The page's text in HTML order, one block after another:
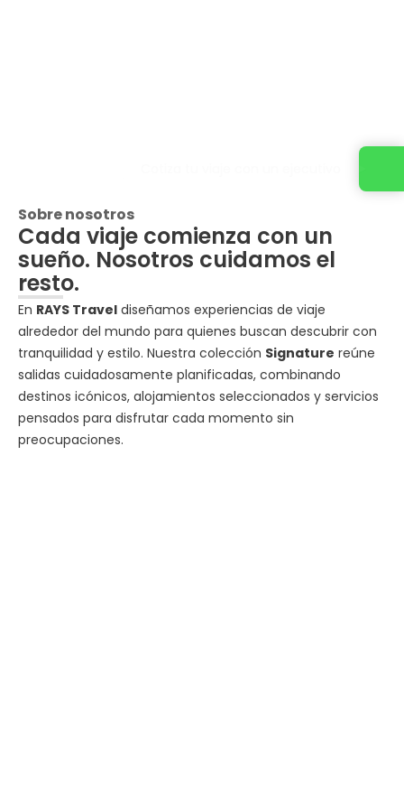
Sobre nosotros
Cada viaje comienza con un
sueño. Nosotros cuidamos el
resto.
En RAYS Travel diseñamos experiencias de viaje
alrededor del mundo para quienes buscan descubrir con
tranquilidad y estilo. Nuestra colección Signature reúne
salidas cuidadosamente planificadas, combinando
destinos icónicos, alojamientos seleccionados y servicios
pensados para disfrutar cada momento sin
preocupaciones.